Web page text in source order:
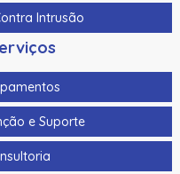
Intrusão
e Suporte